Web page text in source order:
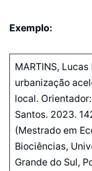
Exemplo:
MARTINS,
urbanização
local.
Santos. 2023.
(Mestrado em
Biociências,
Grande do Sul,